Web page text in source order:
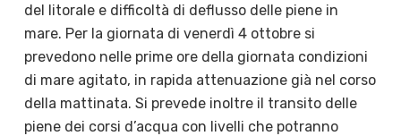
del litorale e difficoltà di deflusso delle piene in
mare. Per la giornata di venerdì 4 ottobre si
prevedono nelle prime ore della giornata condizioni
di mare agitato, in rapida attenuazione già nel corso
della mattinata. Si prevede inoltre il transito delle
piene dei corsi d’acqua con livelli che potranno